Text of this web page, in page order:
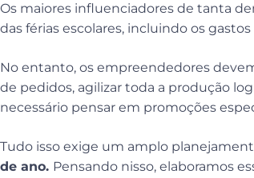
Os maiores influenciadores de tanta
das férias escolares, incluindo os
No entanto, os empreendedores
de pedidos, agilizar toda a produção
necessário pensar em promoções
Tudo isso exige um amplo
de ano. Pensando nisso, elaboramos